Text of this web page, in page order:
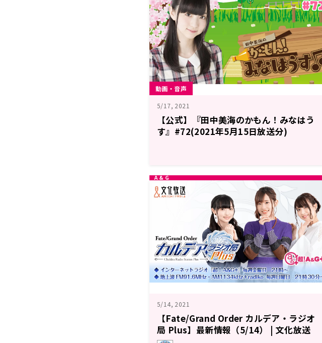
動画・音声
5/17, 2021
【公式】『田中美海のかもん！みなはう
す』#72(2021年5月15日放送分)
5/14, 2021
【Fate/Grand Order カルデア・ラジオ
局 Plus】最新情報（5/14） | 文化放送